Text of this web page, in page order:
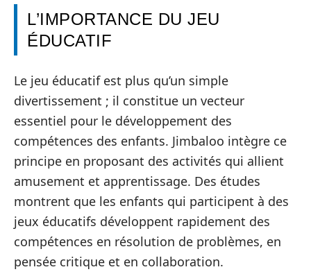
L’IMPORTANCE DU JEU
ÉDUCATIF
Le jeu éducatif est plus qu’un simple
divertissement ; il constitue un vecteur
essentiel pour le développement des
compétences des enfants. Jimbaloo intègre ce
principe en proposant des activités qui allient
amusement et apprentissage. Des études
montrent que les enfants qui participent à des
jeux éducatifs développent rapidement des
compétences en résolution de problèmes, en
pensée critique et en collaboration.